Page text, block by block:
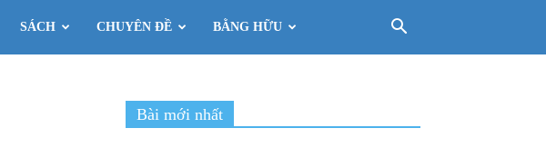
SÁCH CHUYÊN ĐỀ BẰNG HỮU
Bài mới nhất